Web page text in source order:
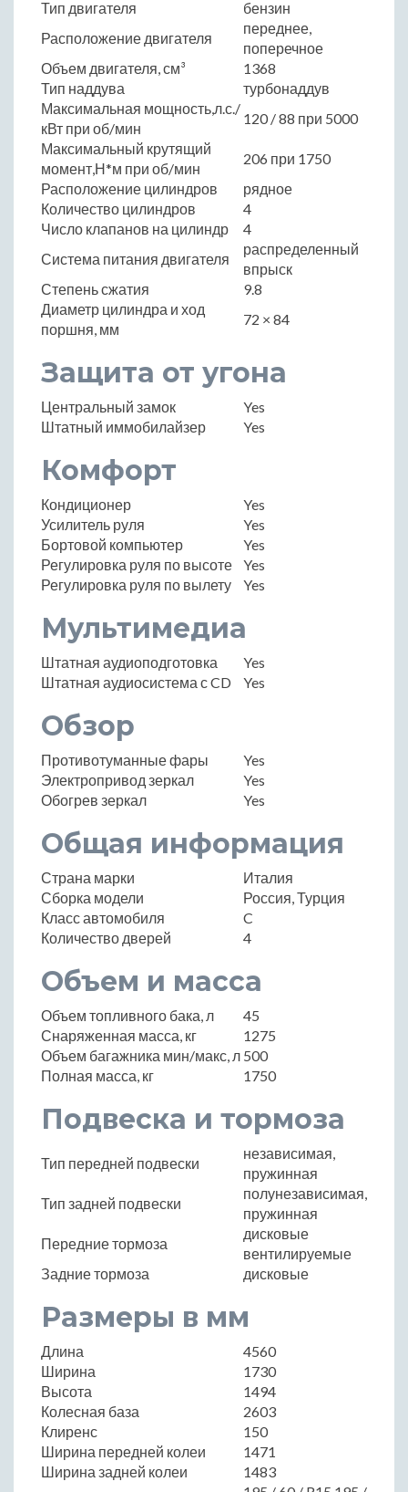
Тип двигателя
бензин
Расположение двигателя
переднее,
поперечное
Объем двигателя, см³
1368
Тип наддува
турбонаддув
Максимальная мощность,л.с./
кВт при об/мин
120 / 88 при 5000
Максимальный крутящий
момент,Н*м при об/мин
206 при 1750
Расположение цилиндров
рядное
Количество цилиндров
4
Число клапанов на цилиндр
4
Система питания двигателя
распределенный
впрыск
Степень сжатия
9.8
Диаметр цилиндра и ход
поршня, мм
72 × 84
Защита от угона
Центральный замок
Yes
Штатный иммобилайзер
Yes
Комфорт
Кондиционер
Yes
Усилитель руля
Yes
Бортовой компьютер
Yes
Регулировка руля по высоте
Yes
Регулировка руля по вылету
Yes
Мультимедиа
Штатная аудиоподготовка
Yes
Штатная аудиосистема с CD
Yes
Обзор
Противотуманные фары
Yes
Электропривод зеркал
Yes
Обогрев зеркал
Yes
Общая информация
Страна марки
Италия
Сборка модели
Россия, Турция
Класс автомобиля
C
Количество дверей
4
Объем и масса
Объем топливного бака, л
45
Снаряженная масса, кг
1275
Объем багажника мин/макс, л 500
Полная масса, кг
1750
Подвеска и тормоза
Тип передней подвески
независимая,
пружинная
Тип задней подвески
полунезависимая,
пружинная
Передние тормоза
дисковые
вентилируемые
Задние тормоза
дисковые
Размеры в мм
Длина
4560
Ширина
1730
Высота
1494
Колесная база
2603
Клиренс
150
Ширина передней колеи
1471
Ширина задней колеи
1483